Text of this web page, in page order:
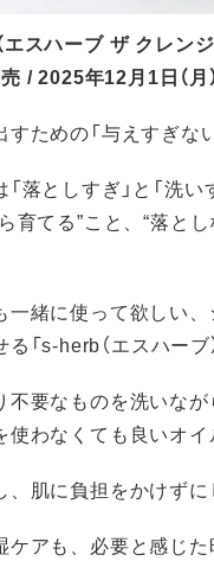
スハーブ ザ クレンジ
/ 2025年12月1日（
ための「与えすぎな
落としすぎ」と「洗
育てる”こと、“落と
一緒に使って欲しい
「s-herb（エスハーブ
不要なものを洗いな
わなくても良いオイ
肌に負担をかけずに
アも、必要と感じた